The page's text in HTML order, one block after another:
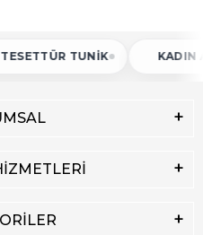
TUNIK KADIN ATLET